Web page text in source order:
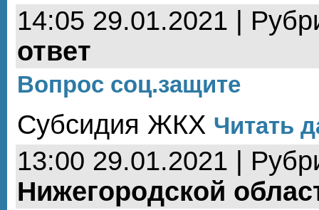
14:05 29.01.2021 |
ответ
Вопрос соц.защите
Субсидия ЖКХ Читать
13:00 29.01.2021 |
Нижегородской